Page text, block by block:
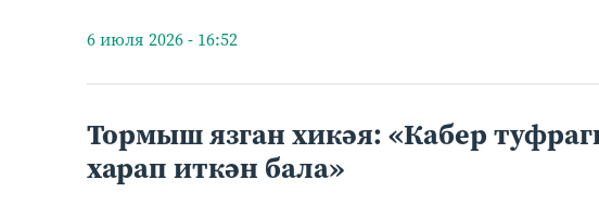
6 июля 2026 - 16:52
Тормыш язган хикәя: «Кабер
харап иткән бала»